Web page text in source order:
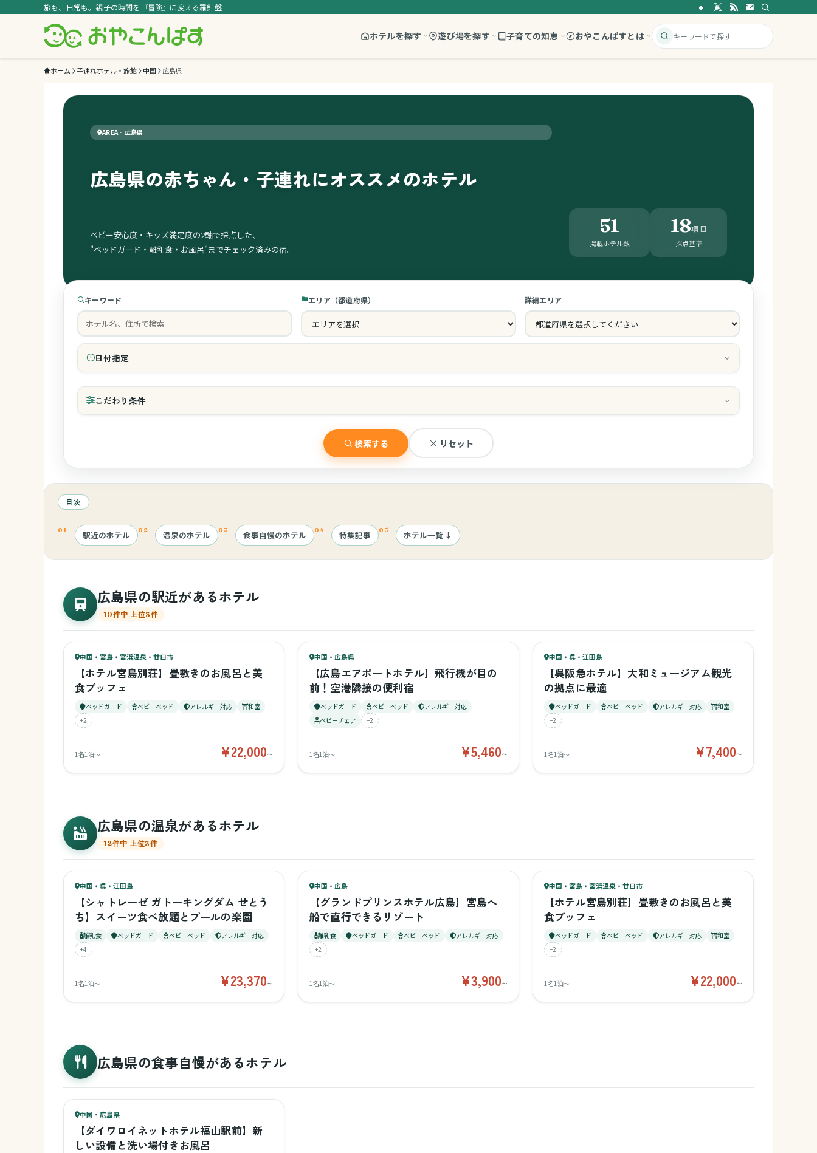
旅も、日常も。親子の時間を『冒険』に変える羅針盤
ホテルを探す 遊び場を探す 子育ての知恵 おやこんぱすとは
ホーム 子連れホテル・旅館 中国 広島県
AREA · 広島県
広島県の赤ちゃん・子連れにオススメのホテル
ベビー安心度・キッズ満足度の2軸で採点した、
"ベッドガード・離乳食・お風呂"までチェック済みの宿。
51
掲載ホテル数
18項目
採点基準
キーワード エリア（都道府県） 詳細エリア
日付指定
チェックイン チェックアウト ゲスト情報
こだわり条件
離乳食の提供
レストランへのベビーカー持込み 貸切風呂 赤ちゃん用備品
ベッドガード ベビーベッド
キッチン付き
検索する リセット
目次
駅近のホテル 温泉のホテル 食事自慢のホテル 特集記事 ホテル一覧
広島県の駅近があるホテル
19件中 上位3件
78ベビー
77
中国・宮島・宮浜温泉・廿日市
【ホテル宮島別荘】畳敷きのお風呂と美
食ブッフェ
ベッドガード ベビーベッド アレルギー対応
和室
+2
1名1泊〜 ¥22,000〜
75ベビー
71
中国・広島県
【広島エアポートホテル】飛行機が目の
前！空港隣接の便利宿
ベッドガード ベビーベッド
アレルギー対応
ベビーチェア
+2
1名1泊〜 ¥5,460〜
74ベビー
80
中国・呉・江田島
【呉阪急ホテル】大和ミュージアム観光
の拠点に最適
ベッドガード ベビーベッド アレルギー対応
和室
+2
1名1泊〜 ¥7,400〜
広島県の温泉があるホテル
12件中 上位3件
86ベビー
89
中国・呉・江田島
【シャトレーゼ ガトーキングダム せとう
ち】スイーツ食べ放題とプールの楽園
離乳食 ベッドガード ベビーベッド
アレルギー対応
+4
1名1泊〜 ¥23,370〜
81ベビー
83
中国・広島
【グランドプリンスホテル広島】宮島へ
船で直行できるリゾート
離乳食 ベッドガード ベビーベッド
アレルギー対応
+2
1名1泊〜 ¥3,900〜
78ベビー
77
中国・宮島・宮浜温泉・廿日市
【ホテル宮島別荘】畳敷きのお風呂と美
食ブッフェ
ベッドガード ベビーベッド アレルギー対応
和室
+2
1名1泊〜 ¥22,000〜
広島県の食事自慢があるホテル
65ベビー
63
中国・広島県
【ダイワロイネットホテル福山駅前】新
しい設備と洗い場付きお風呂